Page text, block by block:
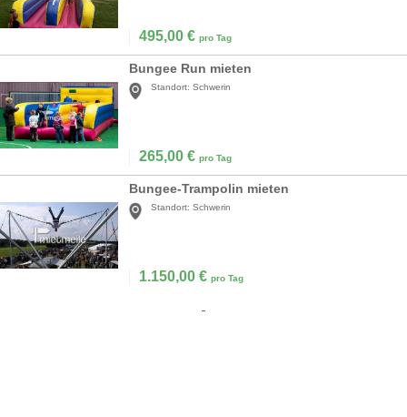
495,00 € pro Tag
Bungee Run mieten
Standort: Schwerin
265,00 € pro Tag
Bungee-Trampolin mieten
Standort: Schwerin
1.150,00 € pro Tag